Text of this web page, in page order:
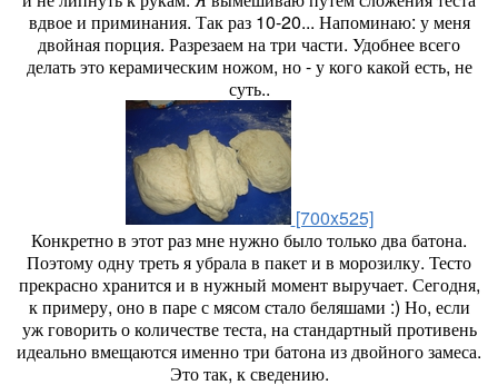
вдвое и приминания. Так раз 10-20... Напоминаю: у меня
двойная порция. Разрезаем на три части. Удобнее всего
делать это керамическим ножом, но - у кого какой есть, не
суть..
[700x525]
Конкретно в этот раз мне нужно было только два батона.
Поэтому одну треть я убрала в пакет и в морозилку. Тесто
прекрасно хранится и в нужный момент выручает. Сегодня,
к примеру, оно в паре с мясом стало беляшами :) Но, если
уж говорить о количестве теста, на стандартный противень
идеально вмещаются именно три батона из двойного замеса.
Это так, к сведению.